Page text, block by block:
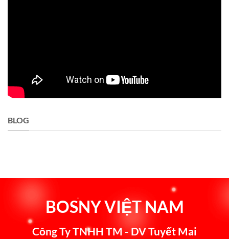
BLOG
BOSNY VIỆT NAM
Công Ty TNHH TM - DV Tuyết Mai